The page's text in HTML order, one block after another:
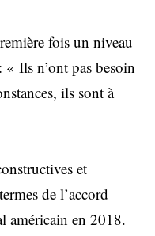
fois un niveau
Ils n’ont pas besoin
ils sont à
et
de l’accord
américain en 2018.